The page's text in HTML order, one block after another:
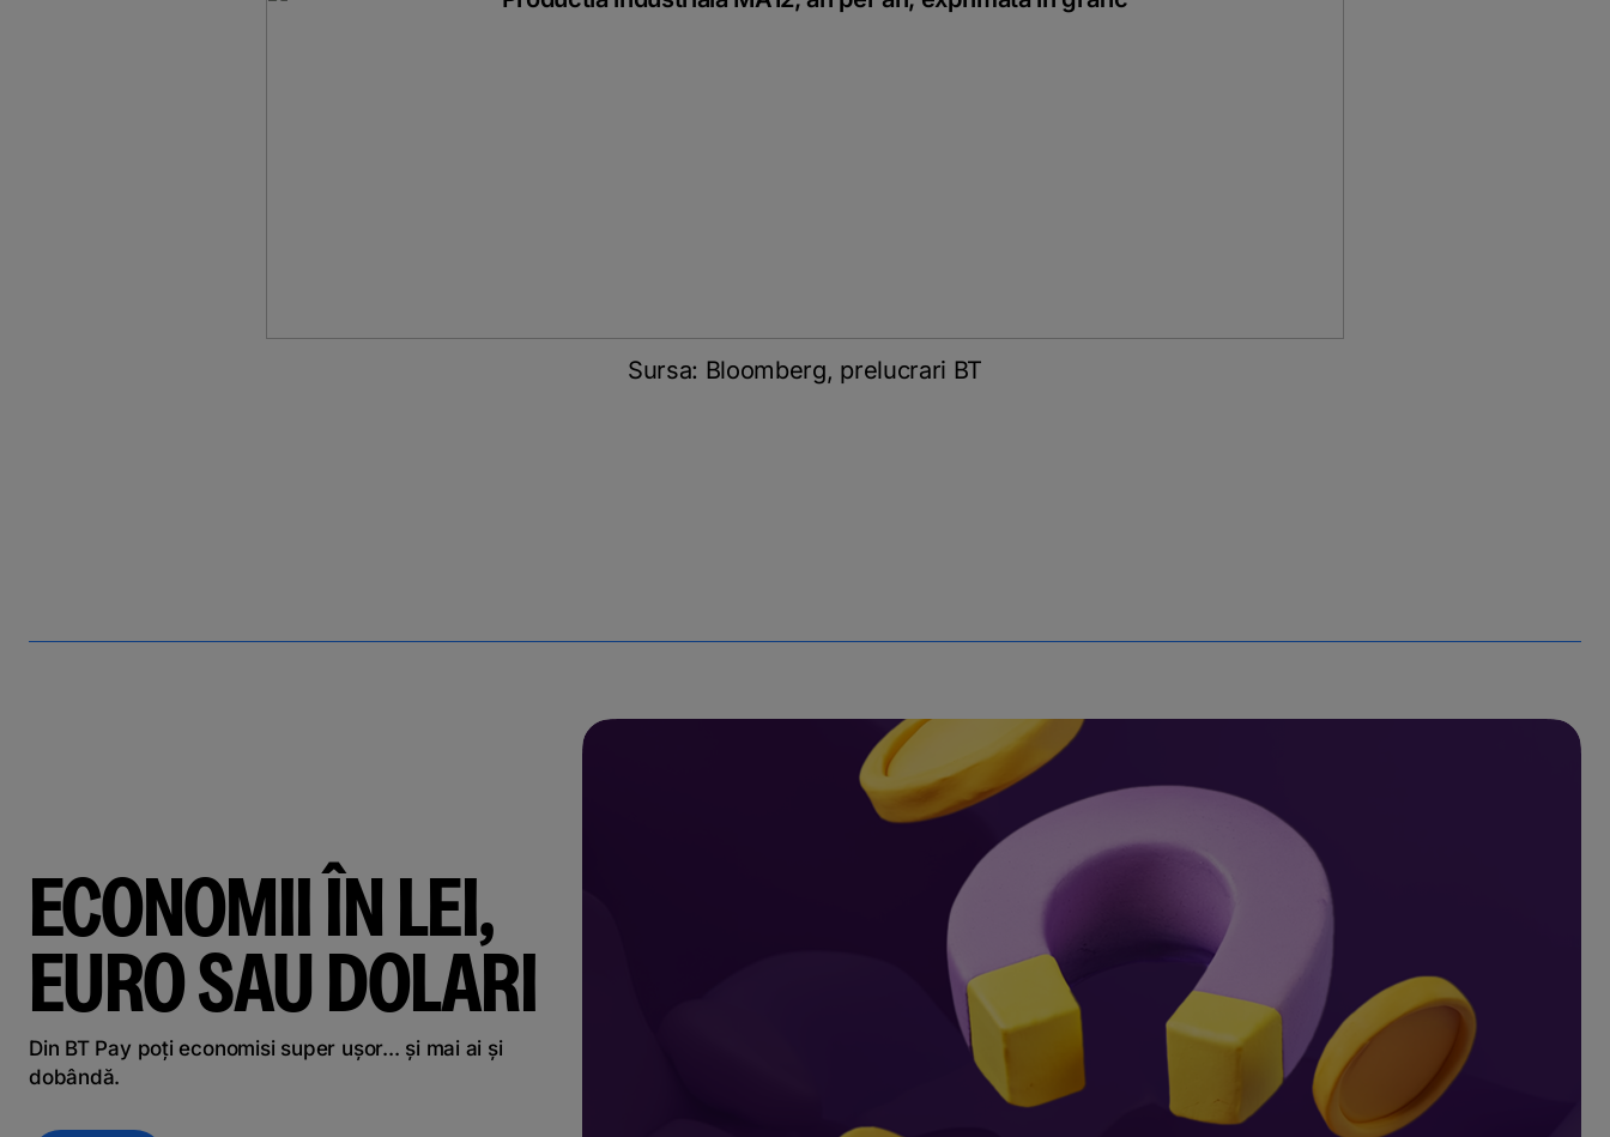
Sursa: Bloomberg, prelucrari BT
ECONOMII ÎN LEI,
EURO SAU DOLARI
Din BT Pay poți economisi super ușor... și mai ai și
dobândă.